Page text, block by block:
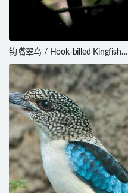
钩嘴翠鸟 / Hook-billed Kingfisher
/ Melidora macrorrhina